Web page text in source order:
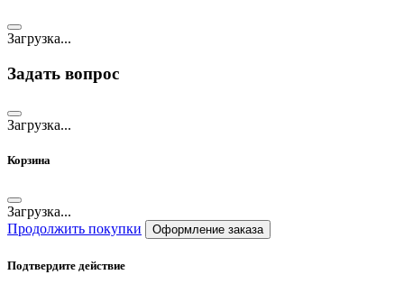
Загрузка...
Задать вопрос
Загрузка...
Корзина
Загрузка...
Продолжить покупки
Оформление заказа
Подтвердите действие